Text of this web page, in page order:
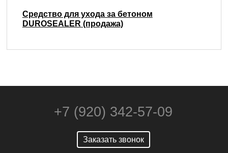
Средство для ухода за бетоном
DUROSEALER (продажа)
+7 (920) 342-57-09
Заказать звонок